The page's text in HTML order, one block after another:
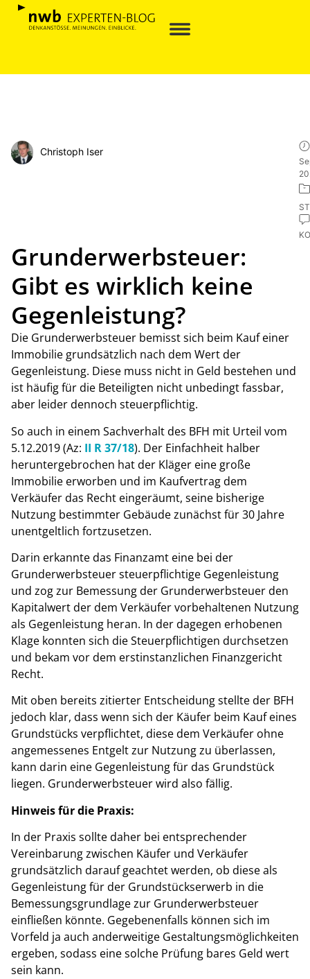
Christoph Iser
Grunderwerbsteuer:
Gibt es wirklich keine
Gegenleistung?
Die Grunderwerbsteuer bemisst sich beim Kauf einer
Immobilie grundsätzlich nach dem Wert der
Gegenleistung. Diese muss nicht in Geld bestehen und
ist häufig für die Beteiligten nicht unbedingt fassbar,
aber leider dennoch steuerpflichtig.
So auch in einem Sachverhalt des BFH mit Urteil vom
5.12.2019 (Az: II R 37/18). Der Einfachheit halber
heruntergebrochen hat der Kläger eine große
Immobilie erworben und im Kaufvertrag dem
Verkäufer das Recht eingeräumt, seine bisherige
Nutzung bestimmter Gebäude zunächst für 30 Jahre
unentgeltlich fortzusetzen.
Darin erkannte das Finanzamt eine bei der
Grunderwerbsteuer steuerpflichtige Gegenleistung
und zog zur Bemessung der Grunderwerbsteuer den
Kapitalwert der dem Verkäufer vorbehaltenen Nutzung
als Gegenleistung heran. In der dagegen erhobenen
Klage konnten sich die Steuerpflichtigen durchsetzen
und bekam vor dem erstinstanzlichen Finanzgericht
Recht.
Mit oben bereits zitierter Entscheidung stellte der BFH
jedoch klar, dass wenn sich der Käufer beim Kauf eines
Grundstücks verpflichtet, diese dem Verkäufer ohne
angemessenes Entgelt zur Nutzung zu überlassen,
kann darin eine Gegenleistung für das Grundstück
liegen. Grunderwerbsteuer wird also fällig.
Hinweis für die Praxis:
In der Praxis sollte daher bei entsprechender
Vereinbarung zwischen Käufer und Verkäufer
grundsätzlich darauf geachtet werden, ob diese als
Gegenleistung für der Grundstückserwerb in die
Bemessungsgrundlage zur Grunderwerbsteuer
einfließen könnte. Gegebenenfalls können sich im
Vorfeld ja auch anderweitige Gestaltungsmöglichkeiten
ergeben, sodass eine solche Prüfung bares Geld wert
sein kann.